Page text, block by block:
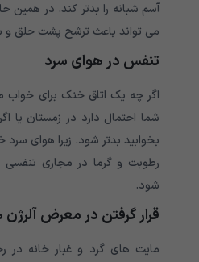
آسم شبانه را بدتر کند. در
می تواند باعث ترشح پشت حلق و
تنفس در هوای سرد
اگر چه یک اتاق خنک برای خواب
شما احتمال دارد در زمستان یا
بخوابید بدتر شود. زیرا هوای
رطوبت و گرما در مجاری تنفسی
شود.
قرار گرفتن در معرض
مایت های گرد و غبار خانه در